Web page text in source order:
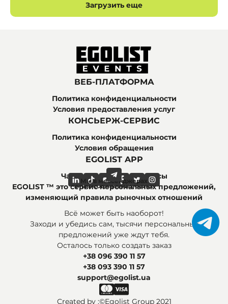
Загрузить еще
ВЕБ-ПЛАТФОРМА
Политика конфиденциальности
Условия предоставления услуг
КОНСЬЕРЖ-СЕРВИС
Политика конфиденциальности
Условия обращения
EGOLIST APP
Часто задаваемые вопросы
Мы в социальных сетях
Мы в мессенджерах
EGOLIST ™ это сервис персональных предложений,
изменяющий правила рыночных отношений
Всё может быть наоборот!
Заходи и убедись сам, тысячи персональных
предложений уже ждут тебя.
Осталось только создать заказ
+38 096 390 11 57
+38 093 390 11 57
support@egolist.ua
Created by :©Egolist Group 2021